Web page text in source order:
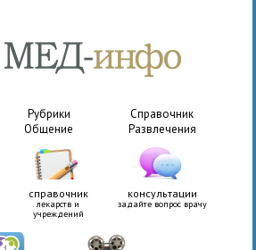
Рубрики
Справочник
Общение Развлечения
справочник
лекарств и
учреждений
консультации
задайте вопрос врачу